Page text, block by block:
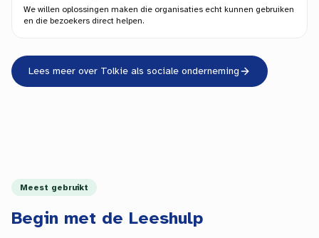
We willen oplossingen maken die organisaties echt kunnen gebruiken
en die bezoekers direct helpen.
Lees meer over Tolkie als sociale onderneming
Meest gebruikt
Begin met de Leeshulp